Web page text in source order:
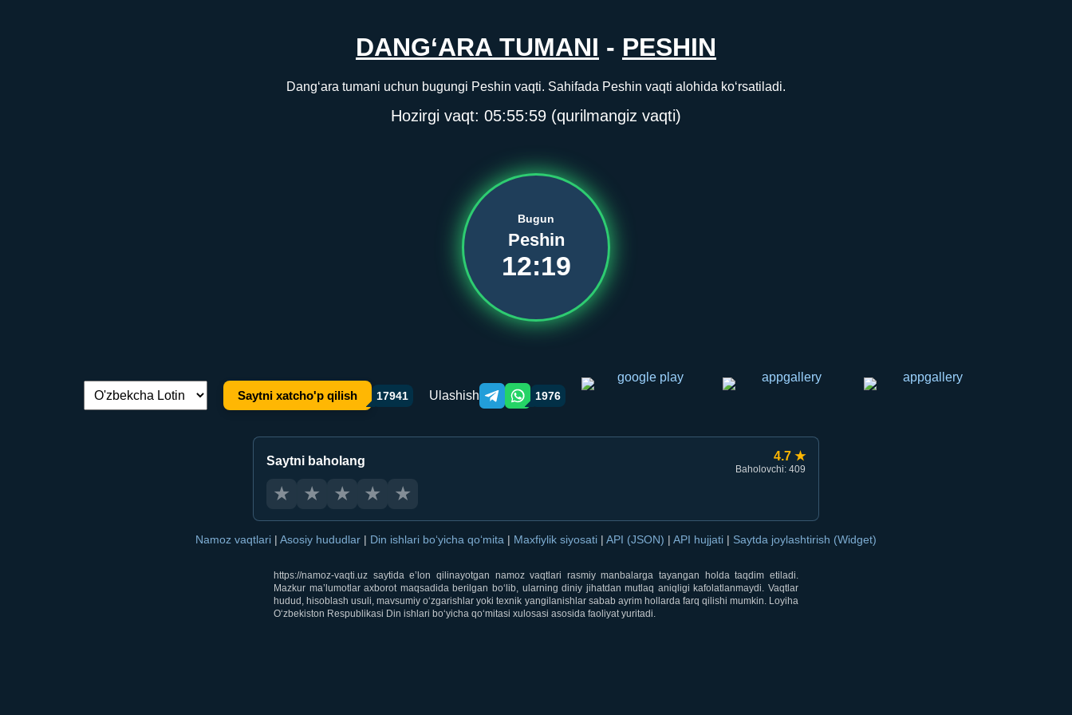
DANG‘ARA TUMANI - PESHIN
Dang‘ara tumani uchun bugungi Peshin vaqti. Sahifada Peshin vaqti alohida ko‘rsatiladi.
Hozirgi vaqt: 05:55:59 (qurilmangiz vaqti)
Bugun
Peshin
12:19
Tilni almashtirish: Saytni xatcho'p qilish 17941 Ulashish Telegram orqali ulashish
WhatsApp orqali ulashish
1976
Saytni baholang 4.7 ★
Baholovchi: 409
★ ★ ★ ★ ★
Namoz vaqtlari | Asosiy hududlar | Din ishlari bo‘yicha qo‘mita | Maxfiylik siyosati | API (JSON) | API hujjati | Saytda joylashtirish (Widget)
https://namoz-vaqti.uz saytida e’lon qilinayotgan namoz vaqtlari rasmiy manbalarga tayangan holda taqdim etiladi.
Mazkur ma’lumotlar axborot maqsadida berilgan bo‘lib, ularning diniy jihatdan mutlaq aniqligi kafolatlanmaydi. Vaqtlar
hudud, hisoblash usuli, mavsumiy o‘zgarishlar yoki texnik yangilanishlar sabab ayrim hollarda farq qilishi mumkin. Loyiha
O‘zbekiston Respublikasi Din ishlari bo‘yicha qo‘mitasi xulosasi asosida faoliyat yuritadi.